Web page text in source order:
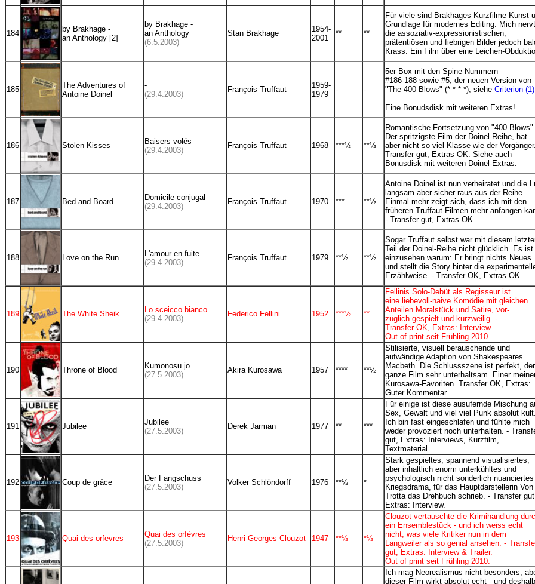
184
by Brakhage -
an Anthology [2]
by Brakhage -
an Anthology
(6.5.2003)
Stan Brakhage
1954-
2001
** **
Für viele sind Brakhages Kurzfilme Kunst
Grundlage für modernes Editing. Mich
die assoziativ-expressionistischen,
prätentiösen und fiebrigen Bilder jedoch
Krass: Ein Film über eine Leichen-
185
The Adventures of
Antoine Doinel
-
(29.4.2003)
François Truffaut
1959-
1979
- -
5er-Box mit den Spine-Nummern
#186-188 sowie #5, der neuen Version von
"The 400 Blows" (* * * *), siehe Criterion (1)
Eine Bonudsdisk mit weiteren Extras!
186 Stolen Kisses
Baisers volés
(29.4.2003)
François Truffaut 1968 ***½ **½
Romantische Fortsetzung von "400 Blows".
Der spritzigste Film der Doinel-Reihe, hat
aber nicht so viel Klasse wie der
Transfer gut, Extras OK. Siehe auch
Bonusdisk mit weiteren Doinel-Extras.
187 Bed and Board
Domicile conjugal
(29.4.2003)
François Truffaut 1970 *** **½
Antoine Doinel ist nun verheiratet und die
langsam aber sicher raus aus der Reihe.
Einmal mehr zeigt sich, dass ich mit den
früheren Truffaut-Filmen mehr anfangen
- Transfer gut, Extras OK.
188 Love on the Run
L'amour en fuite
(29.4.2003)
François Truffaut 1979 **½ **½
Sogar Truffaut selbst war mit diesem
Teil der Doinel-Reihe nicht glücklich. Es ist
einzusehen warum: Er bringt nichts Neues
und stellt die Story hinter die
Erzählweise. - Transfer OK, Extras OK.
189 The White Sheik
Lo sceicco bianco
(29.4.2003)
Federico Fellini 1952 ***½ **
Fellinis Solo-Debüt als Regisseur ist
eine liebevoll-naive Komödie mit gleichen
Anteilen Moralstück und Satire, vor-
züglich gespielt und kurzweilig. -
Transfer OK, Extras: Interview.
Out of print seit Frühling 2010.
190 Throne of Blood
Kumonosu jo
(27.5.2003)
Akira Kurosawa 1957 **** **½
Stilisierte, visuell berauschende und
aufwändige Adaption von Shakespeares
Macbeth. Die Schlussszene ist perfekt, der
ganze Film sehr unterhaltsam. Einer
Kurosawa-Favoriten. Transfer OK, Extras:
Guter Kommentar.
191 Jubilee
Jubilee
(27.5.2003)
Derek Jarman 1977 ** ***
Für einige ist diese ausufernde Mischung
Sex, Gewalt und viel viel Punk absolut kult.
Ich bin fast eingeschlafen und fühlte mich
weder provoziert noch unterhalten. -
gut, Extras: Interviews, Kurzfilm,
Textmaterial.
192 Coup de grâce
Der Fangschuss
(27.5.2003)
Volker Schlöndorff 1976 **½ *
Stark gespieltes, spannend visualisiertes,
aber inhaltlich enorm unterkühltes und
psychologisch nicht sonderlich nuanciertes
Kriegsdrama, für das Hauptdarstellerin Von
Trotta das Drehbuch schrieb. - Transfer
Extras: Interview.
193 Quai des orfevres
Quai des orfèvres
(27.5.2003)
Henri-Georges Clouzot 1947 **½ *½
Clouzot vertauschte die Krimihandlung
ein Ensemblestück - und ich weiss echt
nicht, was viele Kritiker nun in dem
Langweiler als so genial ansehen. -
gut, Extras: Interview & Trailer.
Out of print seit Frühling 2010.
Ich mag Neorealismus nicht besonders,
dieser Film wirkt absolut echt - und deshalb